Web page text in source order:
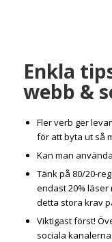
Enkla
webb &
Fler verb ger
för att byta ut så
Kan man
Tänk på 80/20-
endast 20%
detta stora krav
Viktigast först!
sociala